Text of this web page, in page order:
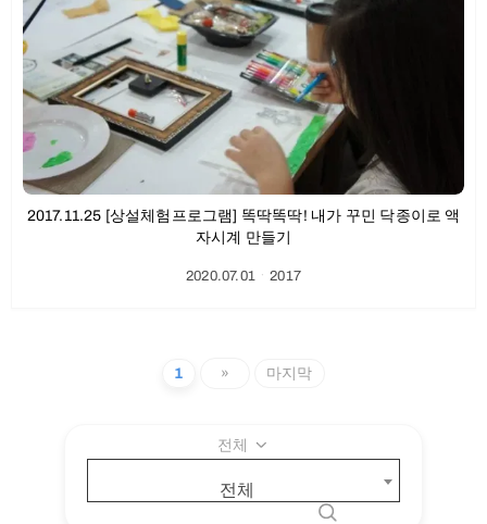
2017.11.25 [상설체험프로그램] 똑딱똑딱! 내가 꾸민 닥종이로 액
자시계 만들기
2020.07.01ㆍ2017
1 » 마지막
전체
전체